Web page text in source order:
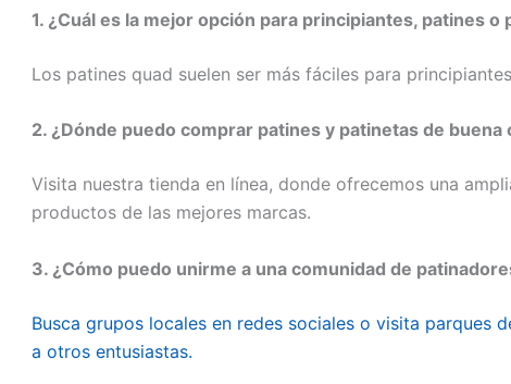
1. ¿Cuál es la mejor opción para principiantes, patines o
Los patines quad suelen ser más fáciles para
2. ¿Dónde puedo comprar patines y patinetas de buena
Visita nuestra tienda en línea, donde ofrecemos una
productos de las mejores marcas.
3. ¿Cómo puedo unirme a una comunidad de
Busca grupos locales en redes sociales o visita parques
a otros entusiastas.